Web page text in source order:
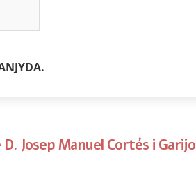
Josep Manuel Cortés i Garijo